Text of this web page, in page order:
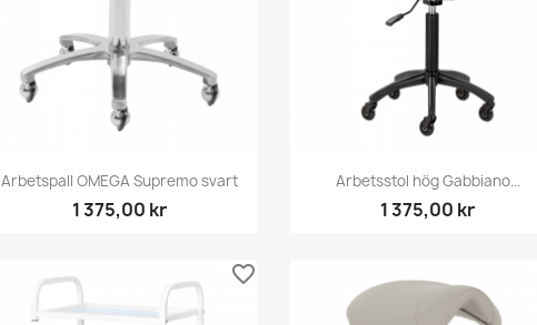
Snabbvy
Arbetspall OMEGA Supremo svart
1 375,00 kr
Snabbvy
Arbetsstol hög Gabbiano...
1 375,00 kr
favorite_border